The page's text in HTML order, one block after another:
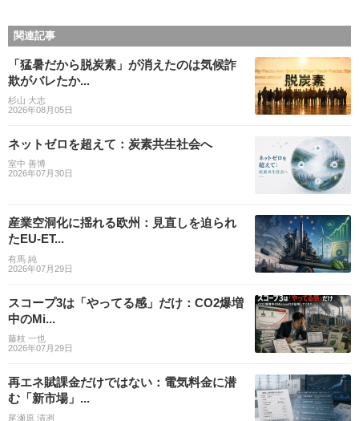
関連記事
「猛暑だから脱炭素」が消えたのは気候詐
欺がバレたか...
杉山 大志
2026年08月05日
ネットゼロを超えて：炭素共生社会へ
室中 善博
2026年07月30日
産業空洞化に揺れる欧州：見直しを迫られ
たEU-ET...
有馬 純
2026年07月29日
スコープ3は「やってる感」だけ：CO2爆増
中のMi...
藤枝 一也
2026年07月29日
再エネ賦課金だけではない：電気料金に潜
む「新市場」...
尾瀬原 清冽